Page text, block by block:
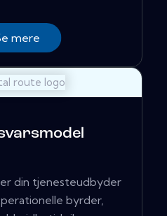
mere
din tjenesteudbyder
byrder,